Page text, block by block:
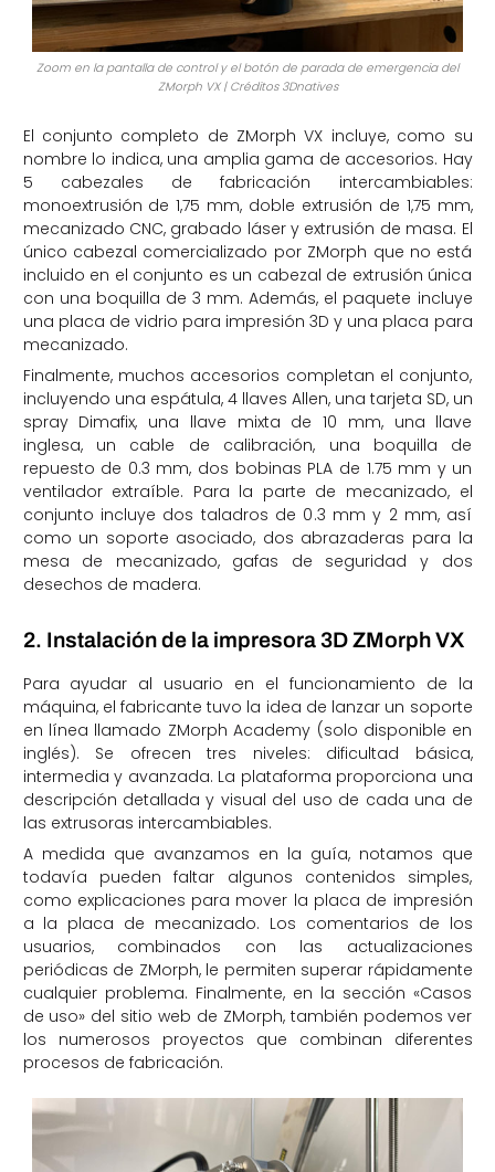
Zoom en la pantalla de control y el botón de parada de emergencia del
ZMorph VX | Créditos 3Dnatives
El conjunto completo de ZMorph VX incluye, como su
nombre lo indica, una amplia gama de accesorios. Hay
5 cabezales de fabricación intercambiables:
monoextrusión de 1,75 mm, doble extrusión de 1,75 mm,
mecanizado CNC, grabado láser y extrusión de masa. El
único cabezal comercializado por ZMorph que no está
incluido en el conjunto es un cabezal de extrusión única
con una boquilla de 3 mm. Además, el paquete incluye
una placa de vidrio para impresión 3D y una placa para
mecanizado.
Finalmente, muchos accesorios completan el conjunto,
incluyendo una espátula, 4 llaves Allen, una tarjeta SD, un
spray Dimafix, una llave mixta de 10 mm, una llave
inglesa, un cable de calibración, una boquilla de
repuesto de 0.3 mm, dos bobinas PLA de 1.75 mm y un
ventilador extraíble. Para la parte de mecanizado, el
conjunto incluye dos taladros de 0.3 mm y 2 mm, así
como un soporte asociado, dos abrazaderas para la
mesa de mecanizado, gafas de seguridad y dos
desechos de madera.
2. Instalación de la impresora 3D ZMorph VX
Para ayudar al usuario en el funcionamiento de la
máquina, el fabricante tuvo la idea de lanzar un soporte
en línea llamado ZMorph Academy (solo disponible en
inglés). Se ofrecen tres niveles: dificultad básica,
intermedia y avanzada. La plataforma proporciona una
descripción detallada y visual del uso de cada una de
las extrusoras intercambiables.
A medida que avanzamos en la guía, notamos que
todavía pueden faltar algunos contenidos simples,
como explicaciones para mover la placa de impresión
a la placa de mecanizado. Los comentarios de los
usuarios, combinados con las actualizaciones
periódicas de ZMorph, le permiten superar rápidamente
cualquier problema. Finalmente, en la sección «Casos
de uso» del sitio web de ZMorph, también podemos ver
los numerosos proyectos que combinan diferentes
procesos de fabricación.